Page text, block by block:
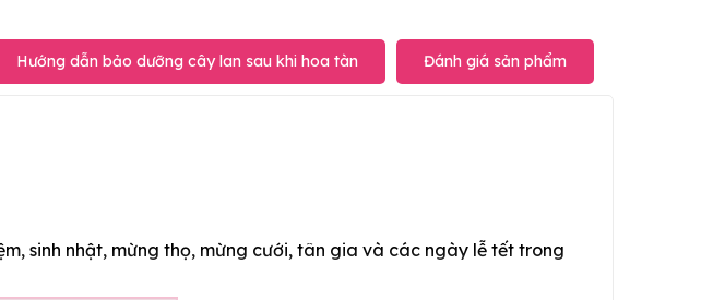
Hướng dẫn bảo dưỡng cây lan sau khi hoa tàn Đánh giá sản phẩm
sinh nhật, mừng thọ, mừng cưới, tân gia và các ngày lễ tết trong